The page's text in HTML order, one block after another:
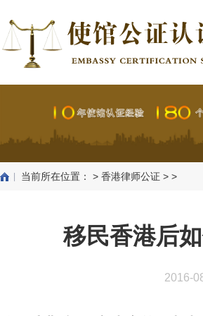
当前所在位置： > 香港律师公证 > >
移民香港后
2016-